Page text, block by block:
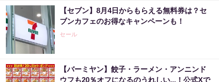
【セブン】8月4日からもらえる無料券は？セ
ブンカフェのお得なキャンペーンも！
セール
【バーミヤン】餃子・ラーメン・アンニンド
ウフも20％オフになるのうれしい...！公式Xで